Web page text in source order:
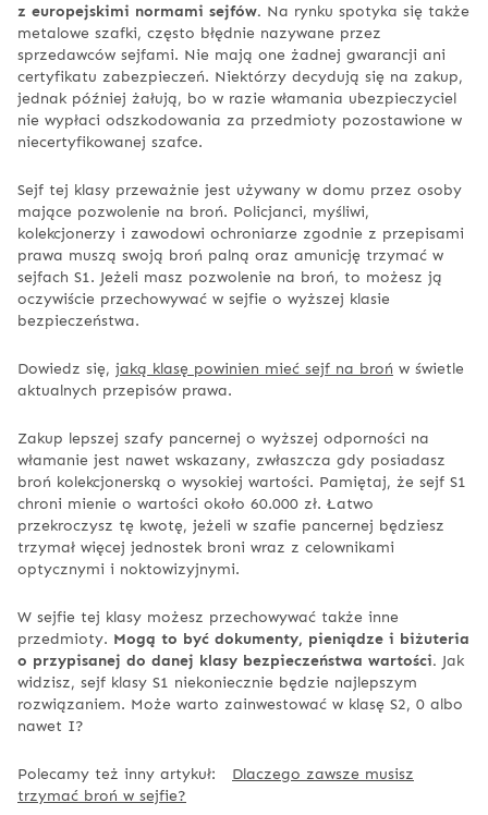
z europejskimi normami sejfów. Na rynku spotyka się także
metalowe szafki, często błędnie nazywane przez
sprzedawców sejfami. Nie mają one żadnej gwarancji ani
certyfikatu zabezpieczeń. Niektórzy decydują się na zakup,
jednak później żałują, bo w razie włamania ubezpieczyciel
nie wypłaci odszkodowania za przedmioty pozostawione w
niecertyfikowanej szafce.
Sejf tej klasy przeważnie jest używany w domu przez osoby
mające pozwolenie na broń. Policjanci, myśliwi,
kolekcjonerzy i zawodowi ochroniarze zgodnie z przepisami
prawa muszą swoją broń palną oraz amunicję trzymać w
sejfach S1. Jeżeli masz pozwolenie na broń, to możesz ją
oczywiście przechowywać w sejfie o wyższej klasie
bezpieczeństwa.
Dowiedz się, jaką klasę powinien mieć sejf na broń w świetle
aktualnych przepisów prawa.
Zakup lepszej szafy pancernej o wyższej odporności na
włamanie jest nawet wskazany, zwłaszcza gdy posiadasz
broń kolekcjonerską o wysokiej wartości. Pamiętaj, że sejf S1
chroni mienie o wartości około 60.000 zł. Łatwo
przekroczysz tę kwotę, jeżeli w szafie pancernej będziesz
trzymał więcej jednostek broni wraz z celownikami
optycznymi i noktowizyjnymi.
W sejfie tej klasy możesz przechowywać także inne
przedmioty. Mogą to być dokumenty, pieniądze i biżuteria
o przypisanej do danej klasy bezpieczeństwa wartości. Jak
widzisz, sejf klasy S1 niekoniecznie będzie najlepszym
rozwiązaniem. Może warto zainwestować w klasę S2, 0 albo
nawet I?
Polecamy też inny artykuł: Dlaczego zawsze musisz
trzymać broń w sejfie?